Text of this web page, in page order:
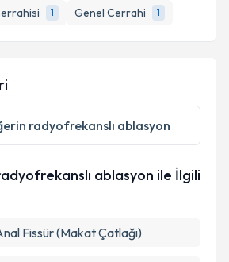
1 Genel Cerrahi 1
işlenmesine ilişkinAydınlatma
ve kişisel verilerimin belirtilen
işlenmesini kabul ediyorum.
Talebini Gönder
radyofrekanslı ablasyon
ablasyon ile İlgili
Fissür (Makat Çatlağı)